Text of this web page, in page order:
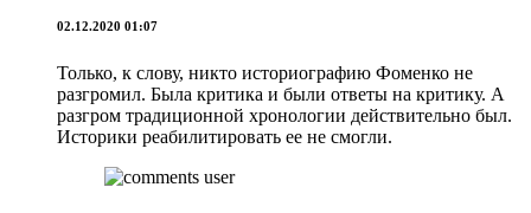
02.12.2020 01:07
Только, к слову, никто историографию Фоменко не
разгромил. Была критика и были ответы на критику. А
разгром традиционной хронологии действительно был.
Историки реабилитировать ее не смогли.